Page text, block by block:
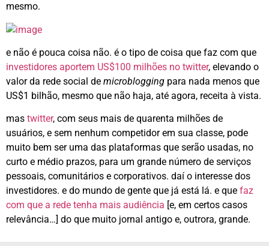
mesmo.
e não é pouca coisa não. é o tipo de coisa que faz com que
investidores aportem US$100 milhões no twitter, elevando o
valor da rede social de microblogging para nada menos que
US$1 bilhão, mesmo que não haja, até agora, receita à vista.
mas twitter, com seus mais de quarenta milhões de
usuários, e sem nenhum competidor em sua classe, pode
muito bem ser uma das plataformas que serão usadas, no
curto e médio prazos, para um grande número de serviços
pessoais, comunitários e corporativos. daí o interesse dos
investidores. e do mundo de gente que já está lá. e que faz
com que a rede tenha mais audiência [e, em certos casos
relevância…] do que muito jornal antigo e, outrora, grande.